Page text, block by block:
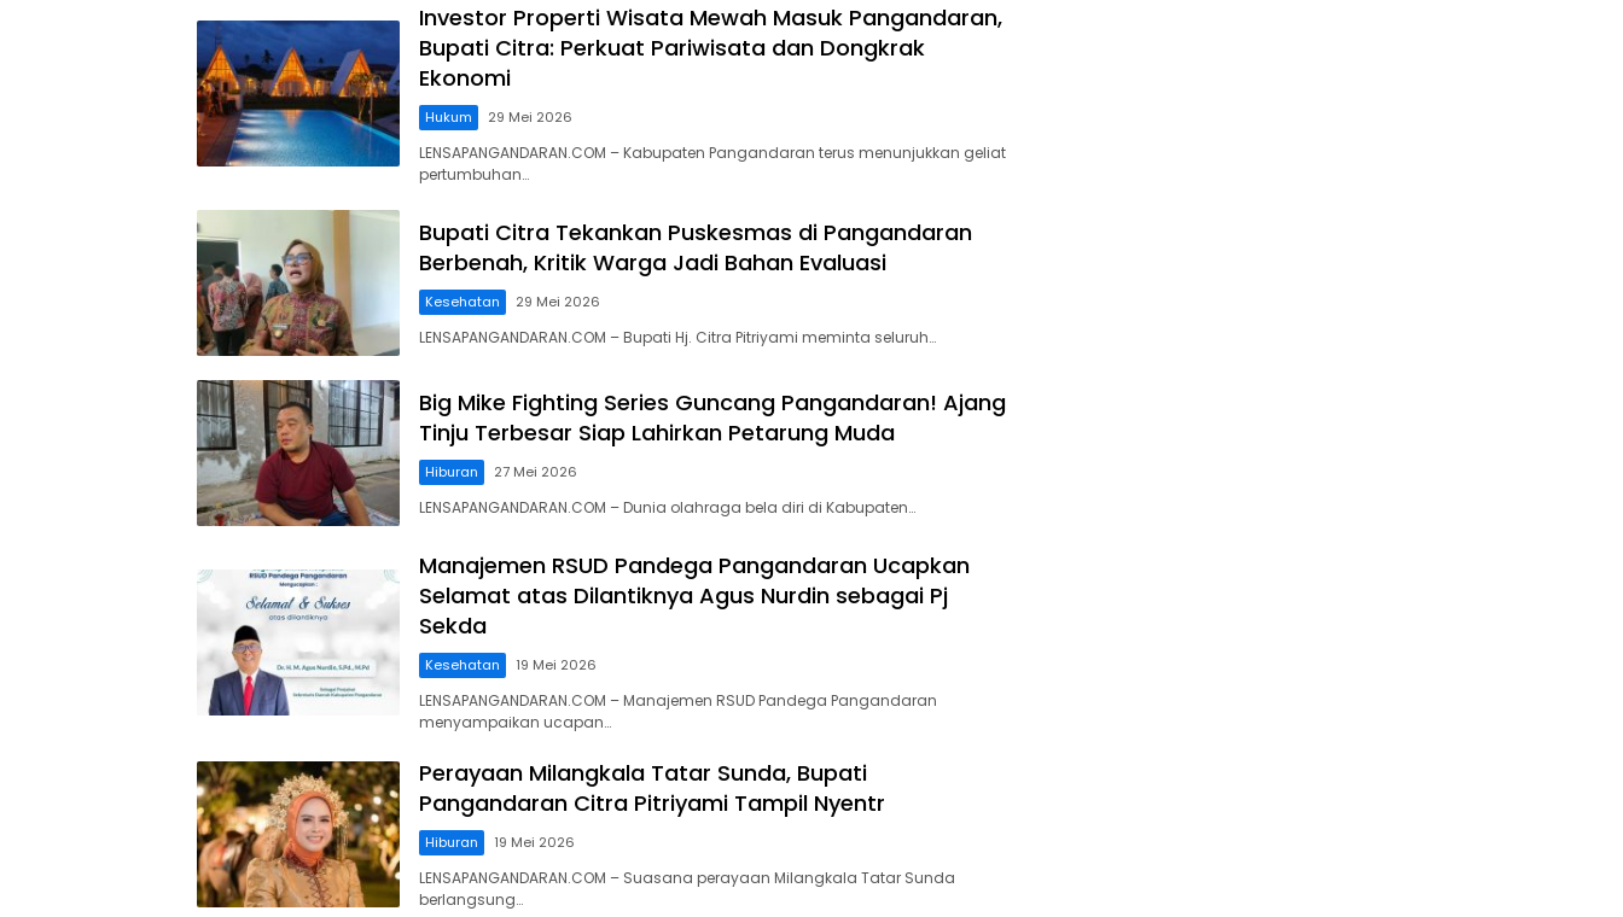
Investor Properti Wisata Mewah Masuk Pangandaran,
Bupati Citra: Perkuat Pariwisata dan Dongkrak
Ekonomi
Hukum 29 Mei 2026
LENSAPANGANDARAN.COM – Kabupaten Pangandaran terus menunjukkan geliat
pertumbuhan…
Bupati Citra Tekankan Puskesmas di Pangandaran
Berbenah, Kritik Warga Jadi Bahan Evaluasi
Kesehatan 29 Mei 2026
LENSAPANGANDARAN.COM – Bupati Hj. Citra Pitriyami meminta seluruh…
Big Mike Fighting Series Guncang Pangandaran! Ajang
Tinju Terbesar Siap Lahirkan Petarung Muda
Hiburan 27 Mei 2026
LENSAPANGANDARAN.COM – Dunia olahraga bela diri di Kabupaten…
Manajemen RSUD Pandega Pangandaran Ucapkan
Selamat atas Dilantiknya Agus Nurdin sebagai Pj
Sekda
Kesehatan 19 Mei 2026
LENSAPANGANDARAN.COM – Manajemen RSUD Pandega Pangandaran
menyampaikan ucapan…
Perayaan Milangkala Tatar Sunda, Bupati
Pangandaran Citra Pitriyami Tampil Nyentr
Hiburan 19 Mei 2026
LENSAPANGANDARAN.COM – Suasana perayaan Milangkala Tatar Sunda
berlangsung…